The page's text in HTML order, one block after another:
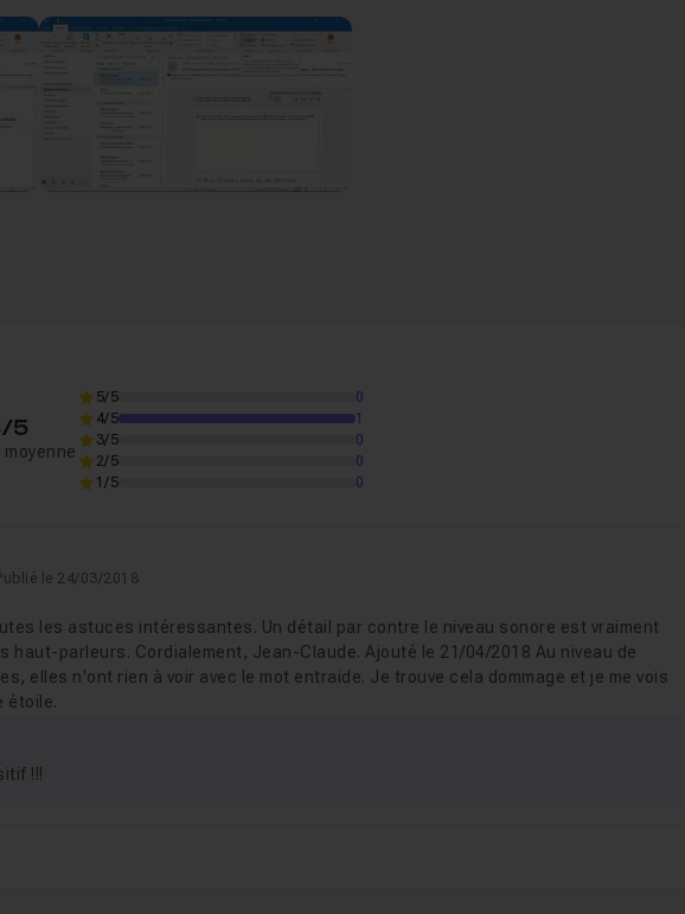
Voir
5
moyenne
5/5
0
4/5
1
3/5
0
2/5
0
1/5
0
le 24/03/2018
les astuces intéressantes. Un détail par contre le niveau sonore est vraiment
haut-parleurs. Cordialement, Jean-Claude. Ajouté le 21/04/2018 Au niveau de
elles n'ont rien à voir avec le mot entraide. Je trouve cela dommage et je me vois
étoile.
!!!